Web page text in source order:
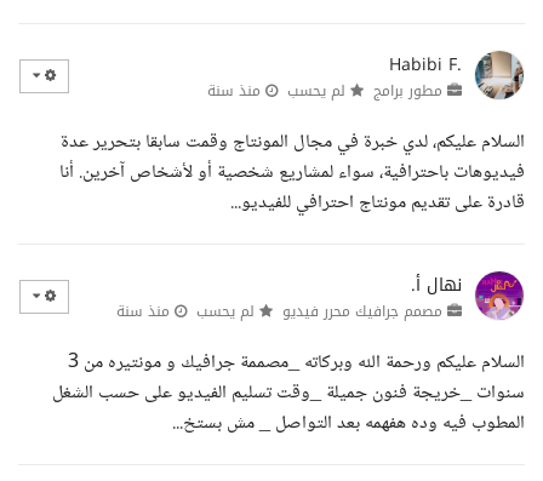
Habibi F.
مطور برامج لم يحسب منذ سنة
السلام عليكم، لدي خبرة في مجال المونتاج وقمت سابقا بتحرير عدة
فيديوهات باحترافية، سواء لمشاريع شخصية أو لأشخاص آخرين. أنا
قادرة على تقديم مونتاج احترافي للفيديو...
نهال أ.
مصمم جرافيك محرر فيديو لم يحسب منذ سنة
السلام عليكم ورحمة الله وبركاته _مصممة جرافيك و مونتيره من 3
سنوات _خريجة فنون جميلة _وقت تسليم الفيديو على حسب الشغل
المطوب فيه وده هفهمه بعد التواصل _ مش بستخ...